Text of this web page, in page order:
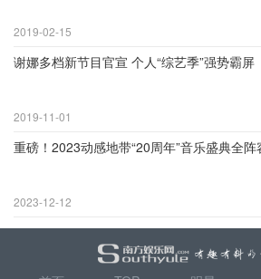
2019-02-15
谢娜多档新节目官宣 个人“综艺季”强势霸屏
2019-11-01
重磅！2023动感地带“20周年”音乐盛典全阵
2023-12-12